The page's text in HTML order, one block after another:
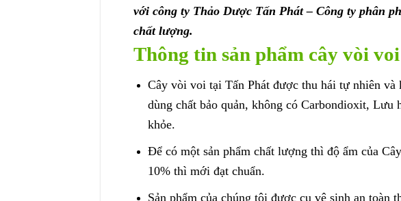
với công ty Thảo Dược Tấn Phát – Công ty phân
chất lượng.
Thông tin sản phẩm cây vòi
Cây vòi voi tại Tấn Phát được thu hái tự nhiên và
dùng chất bảo quản, không có Carbondioxit,
khỏe.
Để có một sản phẩm chất lượng thì độ ẩm của
10% thì mới đạt chuẩn.
Sản phẩm của chúng tôi được cụ vệ sinh an toàn